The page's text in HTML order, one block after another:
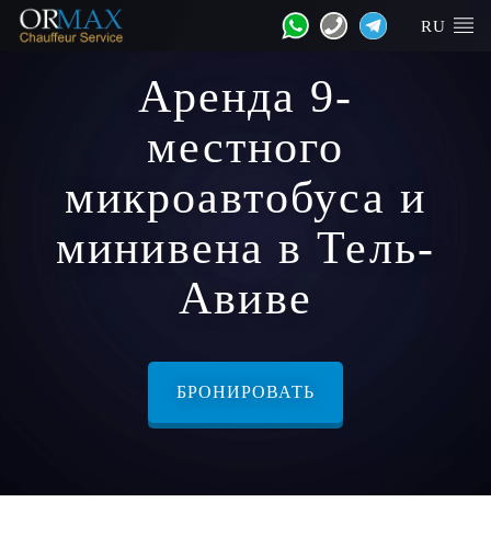
RU
Аренда 9-
местного
микроавтобуса и
минивена в Тель-
Авиве
БРОНИРОВАТЬ